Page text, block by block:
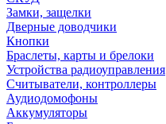
Замки, защелки
Дверные доводчики
Кнопки
Браслеты, карты и брелоки
Устройства радиоуправления
Считыватели, контроллеры
Аудиодомофоны
Аккумуляторы